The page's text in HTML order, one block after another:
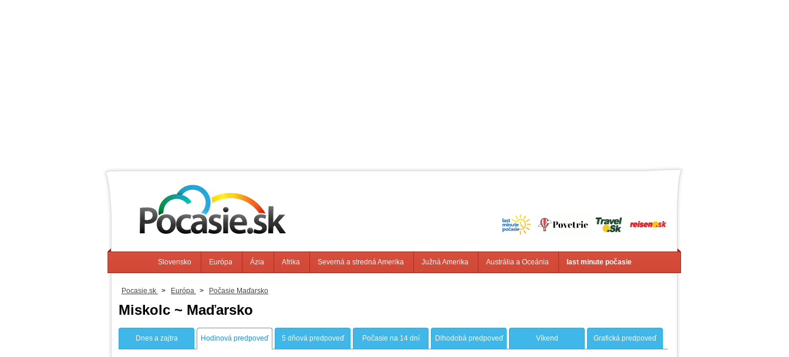
Slovensko Európa Ázia Afrika Severná a stredná Amerika Južná Amerika Austrália a Oceánia last minute počasie
Pocasie.sk > Európa > Počasie Maďarsko
Miskolc ~ Maďarsko
Dnes a zajtra Hodinová predpoveď 5 dňová predpoveď Počasie na 14 dní Dlhodobá predpoveď Víkend Grafická predpoveď